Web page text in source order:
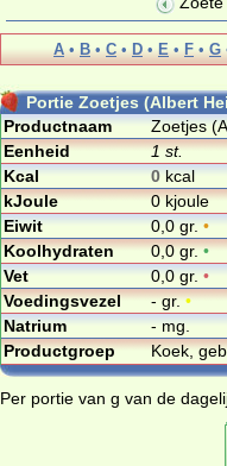
A • B • C • D • E • F • G
Portie Zoetjes (Albert
Productnaam
Zoetjes
Eenheid
1 st.
Kcal
0 kcal
kJoule
0 kjoule
Eiwit
0,0 gr. •
Koolhydraten
0,0 gr.•
Vet
0,0 gr. •
Voedingsvezel
- gr.•
Natrium
- mg.
Productgroep
Koek,
Per portie van g van de